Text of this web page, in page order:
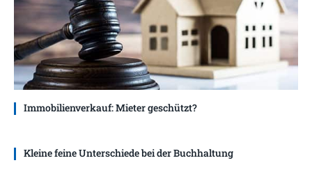
Immobilienverkauf: Mieter geschützt?
Kleine feine Unterschiede bei der Buchhaltung